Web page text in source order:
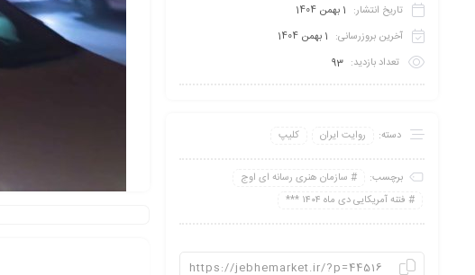
تاریخ انتشار: 1 بهمن 1404
آخرین بروزرسانی: 1 بهمن 1404
تعداد بازدید: 93
دسته: روایت ایران کلیپ
برچسب:
سازمان هنری رسانه ای اوج
فتنه آمریکایی دی ماه ۱۴۰۴ ***